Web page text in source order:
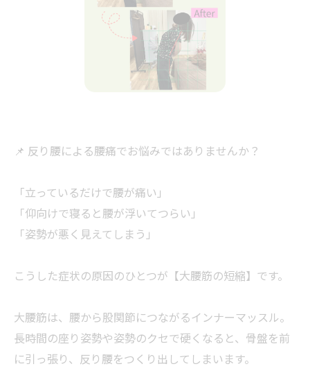
📌 反り腰による腰痛でお悩みではありませんか？
「立っているだけで腰が痛い」
「仰向けで寝ると腰が浮いてつらい」
「姿勢が悪く見えてしまう」
こうした症状の原因のひとつが【大腰筋の短縮】です。
大腰筋は、腰から股関節につながるインナーマッスル。
長時間の座り姿勢や姿勢のクセで硬くなると、骨盤を前
に引っ張り、反り腰をつくり出してしまいます。